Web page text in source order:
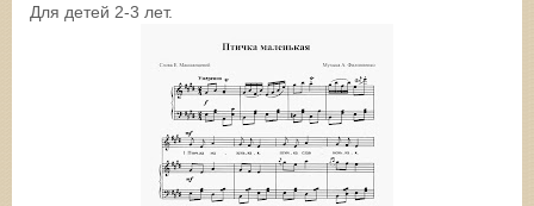
Для детей 2-3 лет.